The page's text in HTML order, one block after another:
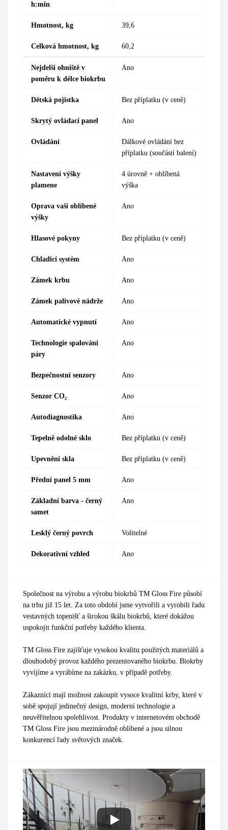
h:min
Hmotnost, kg 39,6
Celková hmotnost, kg 60,2
Nejdelší ohniště v
poměru k délce biokrbu
Ano
Dětská pojistka Bez příplatku (v ceně)
Skrytý ovládací panel Ano
Ovládání
Dálkové ovládání bez
příplatku (součástí balení)
Nastavení výšky
plamene
4 úrovně + oblíbená
výška
Oprava vaší oblíbené
výšky
Ano
Hlasové pokyny Bez příplatku (v ceně)
Chladicí systém Ano
Zámek krbu Ano
Zámek palivové nádrže Ano
Automatické vypnutí Ano
Technologie spalování
páry
Ano
Bezpečnostní senzory Ano
Senzor CO₂ Ano
Autodiagnostika Ano
Tepelně odolné sklo Bez příplatku (v ceně)
Upevnění skla Bez příplatku (v ceně)
Přední panel 5 mm Ano
Základní barva - černý
samet
Ano
Lesklý černý povrch Volitelné
Dekorativní vzhled Ano
Společnost na výrobu a výrobu biokrbů TM Gloss Fire působí
na trhu již 15 let. Za toto období jsme vytvořili a vyrobili řadu
vestavných topenišť a širokou škálu biokrbů, které dokážou
uspokojit funkční potřeby každého klienta.
TM Gloss Fire zajišťuje vysokou kvalitu použitých materiálů a
dlouhodobý provoz každého prezentovaného biokrbu. Biokrby
vyvíjíme a vyrábíme na zakázku, v případě potřeby.
Zákazníci mají možnost zakoupit vysoce kvalitní krby, které v
sobě spojují jedinečný design, moderní technologie a
neuvěřitelnou spolehlivost. Produkty v internetovém obchodě
TM Gloss Fire jsou mezinárodně oblíbené a jsou silnou
konkurencí řady světových značek.